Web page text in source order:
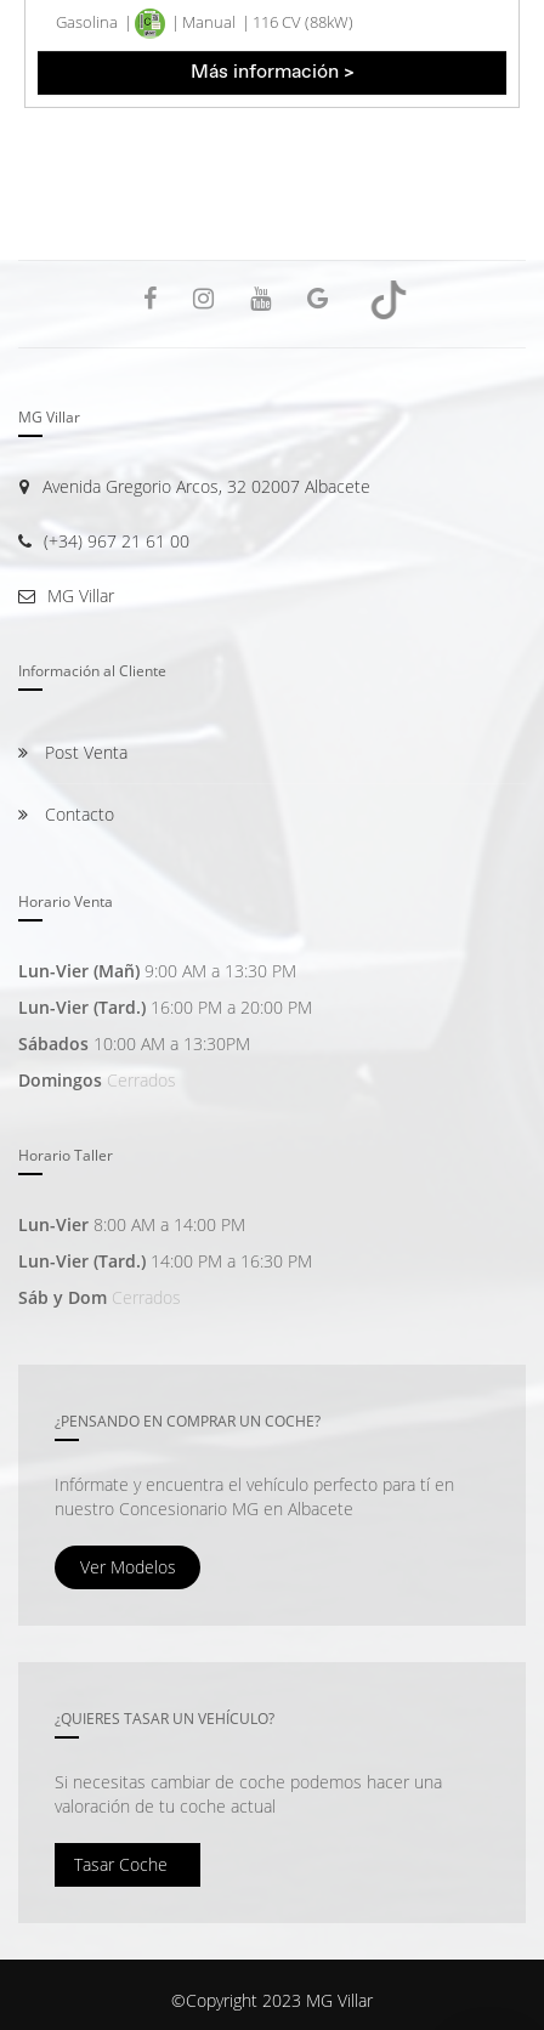
Gasolina Manual 116 CV (88kW)
Más información >
MG Villar
Avenida Gregorio Arcos, 32 02007 Albacete
(+34) 967 21 61 00
MG Villar
Información al Cliente
Post Venta
Contacto
Horario Venta
Lun-Vier (Mañ) 9:00 AM a 13:30 PM
Lun-Vier (Tard.) 16:00 PM a 20:00 PM
Sábados 10:00 AM a 13:30PM
Domingos Cerrados
Horario Taller
Lun-Vier 8:00 AM a 14:00 PM
Lun-Vier (Tard.) 14:00 PM a 16:30 PM
Sáb y Dom Cerrados
¿PENSANDO EN COMPRAR UN COCHE?
Infórmate y encuentra el vehículo perfecto para tí en
nuestro Concesionario MG en Albacete
Ver Modelos
¿QUIERES TASAR UN VEHÍCULO?
Si necesitas cambiar de coche podemos hacer una
valoración de tu coche actual
Tasar Coche
©Copyright 2023 MG Villar